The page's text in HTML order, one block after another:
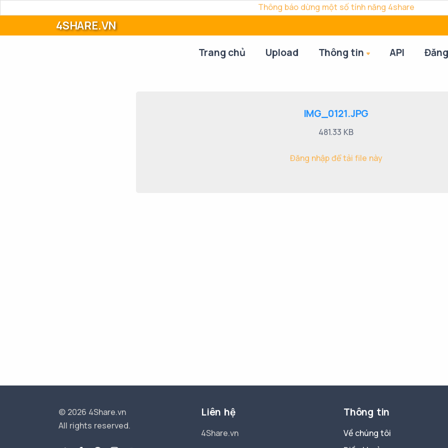
Thông báo dừng một số tính năng 4share
4SHARE.VN
Trang chủ Upload Thông tin API
IMG_0121.JPG
481.33 KB
Đăng nhập để tải file này
© 2026 4Share.vn
All rights reserved.
Liên hệ
4Share.vn
Thông tin
Về chúng tôi